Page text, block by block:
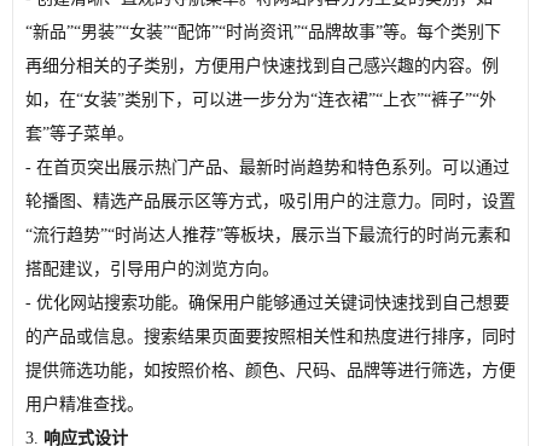
“新品”“男装”“女装”“配饰”“时尚资讯”“品牌故事”等。每个类别下
再细分相关的子类别，方便用户快速找到自己感兴趣的内容。例
如，在“女装”类别下，可以进一步分为“连衣裙”“上衣”“裤子”“外
套”等子菜单。
- 在首页突出展示热门产品、最新时尚趋势和特色系列。可以通过
轮播图、精选产品展示区等方式，吸引用户的注意力。同时，设置
“流行趋势”“时尚达人推荐”等板块，展示当下最流行的时尚元素和
搭配建议，引导用户的浏览方向。
- 优化网站搜索功能。确保用户能够通过关键词快速找到自己想要
的产品或信息。搜索结果页面要按照相关性和热度进行排序，同时
提供筛选功能，如按照价格、颜色、尺码、品牌等进行筛选，方便
用户精准查找。
3. 响应式设计